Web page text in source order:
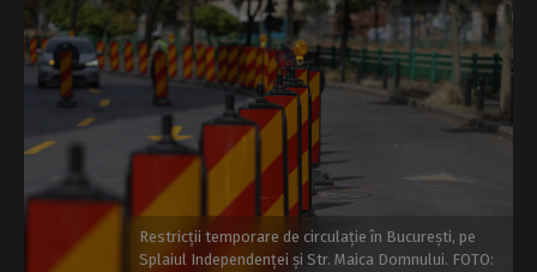
Restricții temporare de circulație în București, pe
Splaiul Independenței și Str. Maica Domnului. FOTO: